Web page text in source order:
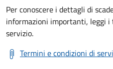
Per conoscere i dettagli di
informazioni importanti, leggi
servizio.
Termini e condizioni di